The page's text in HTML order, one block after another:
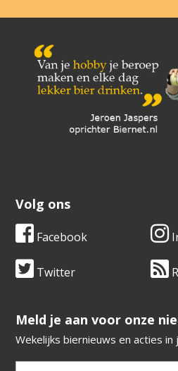
Volg ons
Facebook
Twitter
​​​​​​​Meld je aan voor onze
Wekelijks biernieuws en acties in